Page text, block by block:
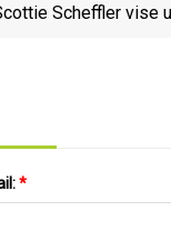
Scheffler vise
*